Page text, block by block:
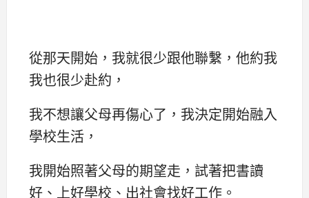
從那天開始，我就很少跟他聯繫，他約我
我也很少赴約，
我不想讓父母再傷心了，我決定開始融入
學校生活，
我開始照著父母的期望走，試著把書讀
好、上好學校、出社會找好工作。